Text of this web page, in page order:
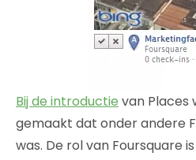
Bij de introductie van Places
gemaakt dat onder andere
was. De rol van Foursquare